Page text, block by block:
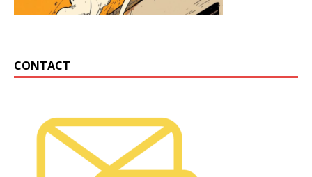
CONTACT